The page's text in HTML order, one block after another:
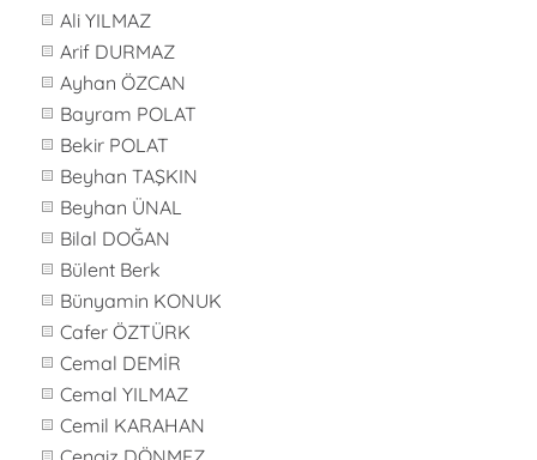
Ali YILMAZ
Arif DURMAZ
Ayhan ÖZCAN
Bayram POLAT
Bekir POLAT
Beyhan TAŞKIN
Beyhan ÜNAL
Bilal DOĞAN
Bülent Berk
Bünyamin KONUK
Cafer ÖZTÜRK
Cemal DEMİR
Cemal YILMAZ
Cemil KARAHAN